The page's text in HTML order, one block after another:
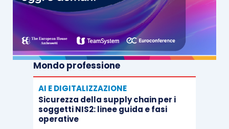
Mondo professione
AI E DIGITALIZZAZIONE
Sicurezza della supply chain per i
soggetti NIS2: linee guida e fasi
operative